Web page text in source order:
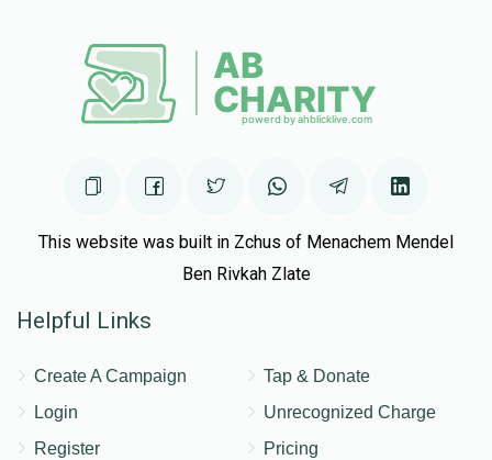
This website was built in Zchus of Menachem Mendel
Ben Rivkah Zlate
Helpful Links
Create A Campaign
Login
Register
Tap & Donate
Unrecognized Charge
Pricing